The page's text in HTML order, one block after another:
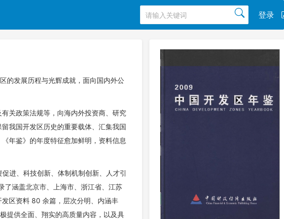
登录
的发展历程与光辉成就，面向国内外公
关政策法规等，向海内外投资商、研究
我国开发区历史的重要载体、汇集我国
年鉴》的年度特征愈加鲜明，资料信息
进、科技创新、体制机制创新、人才引
了涵盖北京市、上海市、浙江省、江苏
区资料 80 余篇，层次分明、内涵丰
提供全面、翔实的高质量内容，以及具